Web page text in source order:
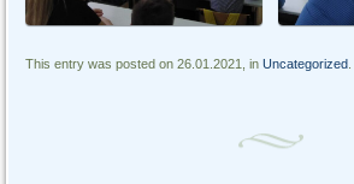
This entry was posted on 26.01.2021, inUncategorized